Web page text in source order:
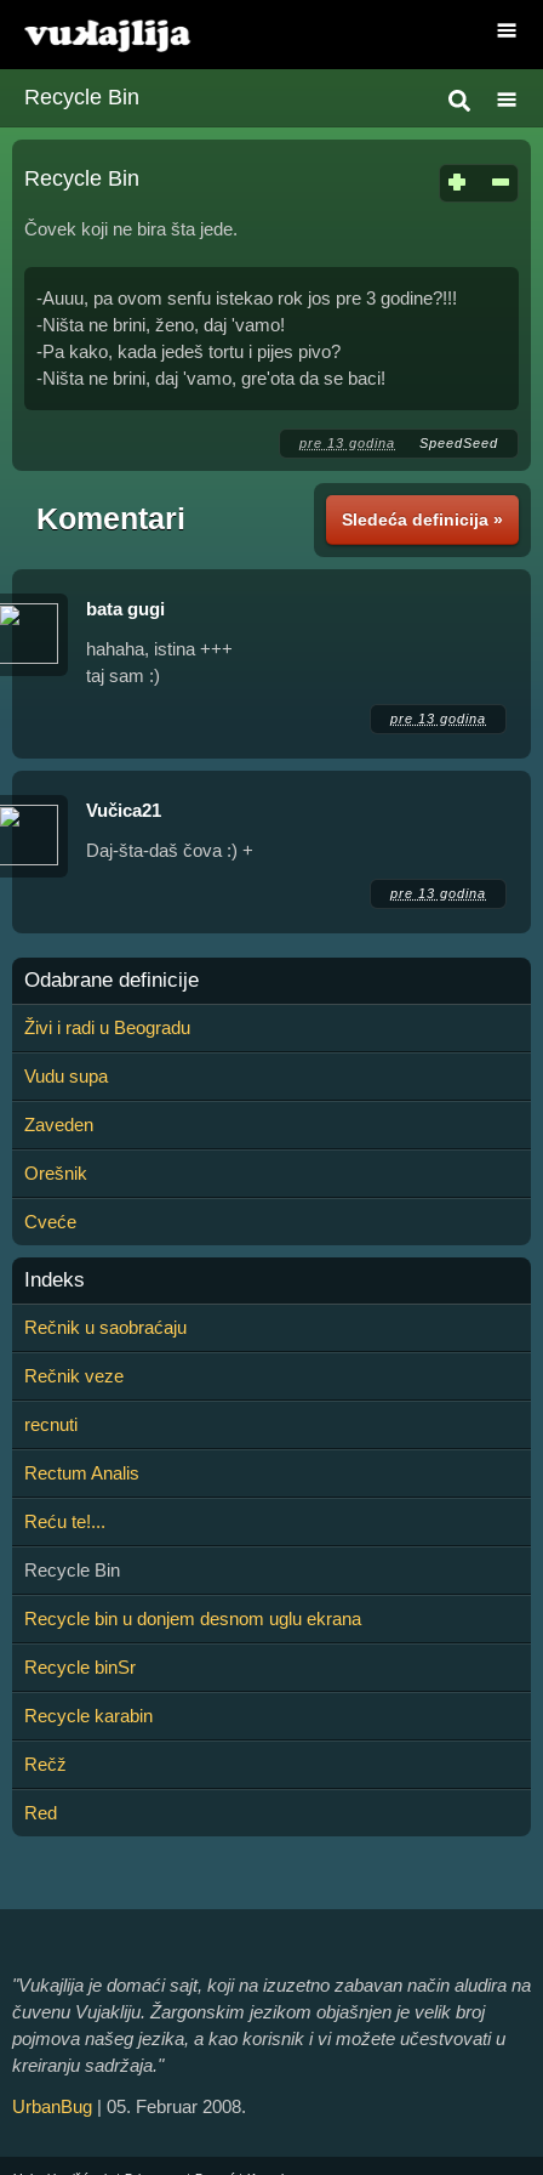
Recycle Bin
Recycle Bin
Čovek koji ne bira šta jede.
-Auuu, pa ovom senfu istekao rok jos pre 3 godine?!!!
-Ništa ne brini, ženo, daj 'vamo!
-Pa kako, kada jedeš tortu i pijes pivo?
-Ništa ne brini, daj 'vamo, gre'ota da se baci!
pre 13 godina SpeedSeed
Sledeća definicija »
Komentari
bata gugi
hahaha, istina +++
taj sam :)
pre 13 godina
Vučica21
Daj-šta-daš čova :) +
pre 13 godina
Odabrane definicije
Živi i radi u Beogradu
Vudu supa
Zaveden
Orešnik
Cveće
Indeks
Rečnik u saobraćaju
Rečnik veze
recnuti
Rectum Analis
Reću te!...
Recycle Bin
Recycle bin u donjem desnom uglu ekrana
Recycle binSr
Recycle karabin
Rečž
Red
"Vukajlija je domaći sajt, koji na izuzetno zabavan način aludira na
čuvenu Vujakliju. Žargonskim jezikom objašnjen je velik broj
pojmova našeg jezika, a kao korisnik i vi možete učestvovati u
kreiranju sadržaja."
UrbanBug | 05. Februar 2008.